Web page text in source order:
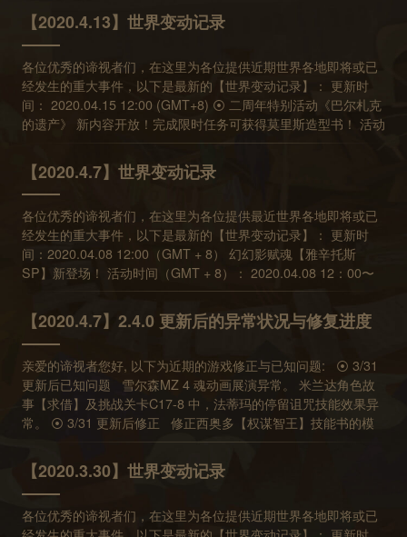
【靜謐庭園】中，修正特定狀況下，分解符文導致的異常。 ⦿ 預
計 4/22 修正項目 幻境試煉關卡內，修正藉由連續點擊有潔癖的
符文師，可在魂芯重整前快速消魂。 ⦿ 4/15 更新後已知問題
幻境關卡【蹦跳菇一家親】及【太陽的符文石】在特定情況下可
能發生關卡異常無法繼續遊戲的異常狀況。 周一結晶關卡幻級在
特定情況下可能發生關卡異常無法繼續遊戲的異常狀況。 ⦿ 4/15
更新後修正 修正探索關卡【晴空奇談】在特定情況下場景互動
位置異常。 修正【聖誕勇者大冒險】探索關卡內物品顯示異常。
修正二階蒂卡魂冊介紹顯示異常。 修正無法於魂冊內購買芙蕾莉
卡技能書的異常。 修正探索關卡【沙漠市集】商人對話選項標題
常。 ⦿ 4/10 已知問題 本周末 (4/10) 探索限時任務因設定異常
導致開放兩個任務，將繼續保持開啟至時限結束。 ⦿ 4/9 更新後
修正 修正部分頭像在遊戲未進行完整下載時顯示異常。 ⦿
2.5.0 更新後修正 修正部分幣值(如港幣、加幣)於透晶石市集，
價格在小數點以下可能無法完整顯示的異常。 修正一、二階瓊安
2 魂技能敘述技能敘述為 「攻擊敵方指定角色後攻擊敵方隨機角
色」，以符合其實際效果。 調整素材的說明以符合目前遊戲內
讀取異常，無法繼續遊戲。 [修正] 荷絲緹雅參謀技可異常解除實
驗體的特殊狀態「癱瘓」。 ⦿ 3/31 更新後修正 [修正] 米蘭達角
色故事【求借】及挑戰關卡 C17-8 中，法蒂瑪的停留詛咒技能效
果異常。 ⦿ 2.4.0 更新後已知問題 由於伺服器會於每週一換日
間完成公會捐贈任務，可能導致貢獻值被計算為上週貢獻。問題
會捐贈任務。 雪爾森MZ 4 魂動畫展演異常。 關於更多遊戲內問
題的回報與修正進度，歡迎玩家持續追蹤官網與遊戲內的最新訊
【2020.4.13】世界变动记录
各位优秀的谛视者们，在这里为各位提供近期世界各地即将或已
经发生的重大事件，以下是最新的【世界变动记录】： 更新时
间： 2020.04.15 12:00 (GMT+8) ⦿ 二周年特别活动《巴尔札克
的遗产》 新内容开放！完成限时任务可获得莫里斯造型书！ 活动
时间(GMT+8)： 2020.04.15 12:00~2020.05.13 05:00 ⦿ 万象物
语二周年人气角色票选活动开始！ 活动时间(GMT+8)：
2020.04.15 12:00~2020.05.20 11:59 《万象物语》迎来二周
年，两年来与谛视者们创造许多美好回忆，今年有大家喜爱的人
气角色票选，还有造型书投稿的票选活动，每次投票皆会获得对
应的感谢信，还有小礼物！ 快点一起参加吧！ ※投票请经由推荐
中的票选活动宣传图进入，详情请参考活动说明 ⦿ 二周年市集限
时开放！ 限时贩卖【角色票选券】以及二周年限定特别商品！ 活
动时间(GMT+8)： 2020.04.15 12:00~2020.05.13 05:00 ⦿ 二周
年限定特别商品上架 【二周年纪念礼盒】售价 98 RMB 上架时间
(GMT+8)： 2020.04.15 12:00~2020.06.17 5:00 储值透晶石
信件领取，活动期间仅能购买 2 次 【角色票选券(10张)】售价
25 RMB 上架时间(GMT+8)： 2020.04.15 12:00~2020.05.13
5:00 内含10张二周年角色人气票选活动使用的票券。 每张角色
票选券可进行【角色人气票选】投票一次，每投一票可获得20透
晶石奖励。 【角色人气票选】请经由游戏内宣传图进入投票活动
页面进行投票。 ※期间限定特殊商品，将由信件领取，仅能购买
20次。 ※二周年投票活动将于5/20 12:00 (GMT+8) 结束。 ⦿ 幻
鲁瓦德、PAFF、刃 可使用期间：4/16 05:00~4/22 05:00
【2020.4.7】世界变动记录
各位优秀的谛视者们，在这里为各位提供最近世界各地即将或已
经发生的重大事件，以下是最新的【世界变动记录】： 更新时
间：2020.04.08 12:00（GMT + 8） 幻幻影赋魂【雅辛托斯
SP】新登场！ 活动时间（GMT + 8）： 2020.04.08 12：00〜
2020.05.06 12:00 共鸣三阶【雅辛托斯SP，苏菲SP】出现！捡
起活动进行中！ 【苏菲】共鸣二阶及共鸣一阶的获得机率提升！
※进行十连赋魂时将额外获得1个起源魂石 系统探索系统内容调整
探索系统部分素材堆叠上限调高。 探索系统内共鸣素材合成公式
变更。 部分探索系统的内部消耗消耗量与作用变化：杂草，树
枝，兽毛，兽皮，种子，粗布。 沙漠市集部分商品数量与数量调
整。 内容游戏内容调整 提高幻境免费英雄在高等关卡（Lv.60，
Lv.65）的加分。 米兰达技能名称变更：【翻天崩山河】变更为
【崩岳武莲】 公会成员列表的每周贡献度刷新时间，自
3/30（一）05:00刷新后，下次刷新时间为4/8（三）05:00，之后
调整为每周三05:00（GMT + 8）刷新。 透晶石商店新手限定商
约契约构筑更新 开放时间（GMT + 8）： 2020.04.08 12：00〜
【2020.4.7】2.4.0 更新后的异常状况与修复进度
亲爱的谛视者您好, 以下为近期的游戏修正与已知问题: ⦿ 3/31
更新后已知问题 雪尔森MZ 4 魂动画展演异常。 米兰达角色故
事【求借】及挑战关卡C17-8 中，法蒂玛的停留诅咒技能效果异
常。 ⦿ 3/31 更新后修正 修正西奥多【权谋智王】技能书的模
组异常。 修正米兰达角色故事【汲古】在特定情况下，战斗中豹
族混混老大异常扣血的状况。 ⦿ 3/26 更新后修正 修正【寻宝
地图】商品说明，新增「透晶石x 5」以符合其实际内容。 ⦿
3/25 更新后已知问题 荷丝缇雅参谋技可异常解除实验体的特殊
状态「瘫痪」。 素材的说明将进行调整以符合实际游戏内容。 ⦿
【2020.3.30】世界变动记录
各位优秀的谛视者们，在这里为各位提供近期世界各地即将或已